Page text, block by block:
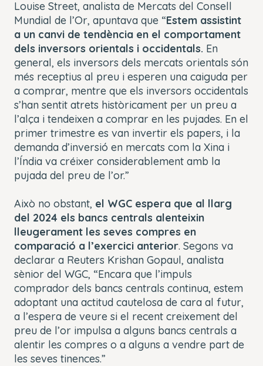
Louise Street, analista de Mercats del Consell
Mundial de l’Or, apuntava que “Estem assistint
a un canvi de tendència en el comportament
dels inversors orientals i occidentals. En
general, els inversors dels mercats orientals són
més receptius al preu i esperen una caiguda per
a comprar, mentre que els inversors occidentals
s’han sentit atrets històricament per un preu a
l’alça i tendeixen a comprar en les pujades. En el
primer trimestre es van invertir els papers, i la
demanda d’inversió en mercats com la Xina i
l’Índia va créixer considerablement amb la
pujada del preu de l’or.”
Això no obstant, el WGC espera que al llarg
del 2024 els bancs centrals alenteixin
lleugerament les seves compres en
comparació a l’exercici anterior. Segons va
declarar a Reuters Krishan Gopaul, analista
sènior del WGC, “Encara que l’impuls
comprador dels bancs centrals continua, estem
adoptant una actitud cautelosa de cara al futur,
a l’espera de veure si el recent creixement del
preu de l’or impulsa a alguns bancs centrals a
alentir les compres o a alguns a vendre part de
les seves tinences.”